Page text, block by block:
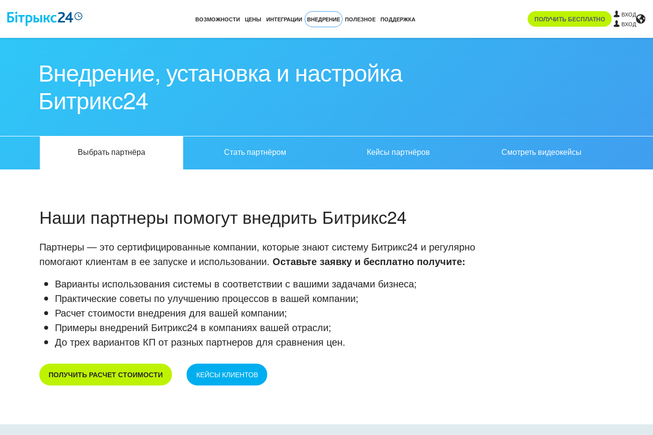
ВОЗМОЖНОСТИ ЦЕНЫ ИНТЕГРАЦИИ ВНЕДРЕНИЕ ПОЛЕЗНОЕ ПОДДЕРЖКА ПОЛУЧИТЬ БЕСПЛАТНО
ВХОД
ВХОД
Внедрение, установка и настройка
Битрикс24
Выбрать партнёра Стать партнёром Кейсы партнёров Смотреть видеокейсы
Наши партнеры помогут внедрить Битрикс24
Партнеры — это сертифицированные компании, которые знают систему Битрикс24 и регулярно
помогают клиентам в ее запуске и использовании. Оставьте заявку и бесплатно получите:
Варианты использования системы в соответствии с вашими задачами бизнеса;
Практические советы по улучшению процессов в вашей компании;
Расчет стоимости внедрения для вашей компании;
Примеры внедрений Битрикс24 в компаниях вашей отрасли;
До трех вариантов КП от разных партнеров для сравнения цен.
ПОЛУЧИТЬ РАСЧЕТ СТОИМОСТИ КЕЙСЫ КЛИЕНТОВ